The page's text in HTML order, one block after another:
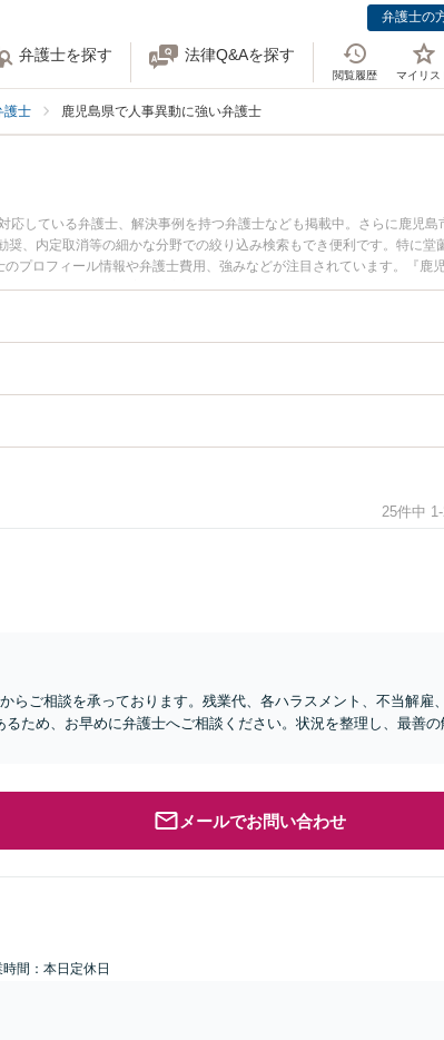
弁護士の
弁護士を探す 法律Q&Aを探す
閲覧履歴 マイリス
護士 鹿児島県で人事異動に強い弁護士
している弁護士、解決事例を持つ弁護士なども掲載中。さらに鹿児島
、内定取消等の細かな分野での絞り込み検索もでき便利です。特に堂
プロフィール情報や弁護士費用、強みなどが注目されています。『鹿
のトラブル解決の実績豊富な近くの弁護士を検索したい』『初回相談
おすすめです。
25件中
らご相談を承っております。残業代、各ハラスメント、不当解雇
ため、お早めに弁護士へご相談ください。状況を整理し、最善の
メールでお問い合わせ
時間：本日定休日